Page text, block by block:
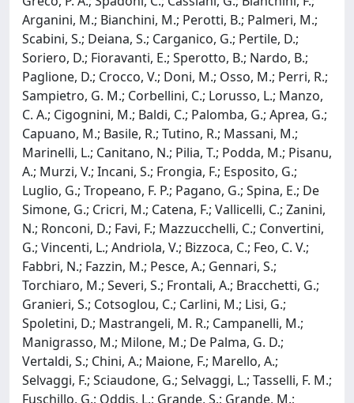
Arganini, M.; Bianchini, M.; Perotti, B.; Palmeri, M.;
Scabini, S.; Deiana, S.; Carganico, G.; Pertile, D.;
Soriero, D.; Fioravanti, E.; Sperotto, B.; Nardo, B.;
Paglione, D.; Crocco, V.; Doni, M.; Osso, M.; Perri, R.;
Sampietro, G. M.; Corbellini, C.; Lorusso, L.; Manzo,
C. A.; Cigognini, M.; Baldi, C.; Palomba, G.; Aprea, G.;
Capuano, M.; Basile, R.; Tutino, R.; Massani, M.;
Marinelli, L.; Canitano, N.; Pilia, T.; Podda, M.; Pisanu,
A.; Murzi, V.; Incani, S.; Frongia, F.; Esposito, G.;
Luglio, G.; Tropeano, F. P.; Pagano, G.; Spina, E.; De
Simone, G.; Cricri, M.; Catena, F.; Vallicelli, C.; Zanini,
N.; Ronconi, D.; Favi, F.; Mazzucchelli, C.; Convertini,
G.; Vincenti, L.; Andriola, V.; Bizzoca, C.; Feo, C. V.;
Fabbri, N.; Fazzin, M.; Pesce, A.; Gennari, S.;
Torchiaro, M.; Severi, S.; Frontali, A.; Bracchetti, G.;
Granieri, S.; Cotsoglou, C.; Carlini, M.; Lisi, G.;
Spoletini, D.; Mastrangeli, M. R.; Campanelli, M.;
Manigrasso, M.; Milone, M.; De Palma, G. D.;
Vertaldi, S.; Chini, A.; Maione, F.; Marello, A.;
Selvaggi, F.; Sciaudone, G.; Selvaggi, L.; Tasselli, F. M.;
Fuschillo, G.; Oddis, L.; Grande, S.; Grande, M.;